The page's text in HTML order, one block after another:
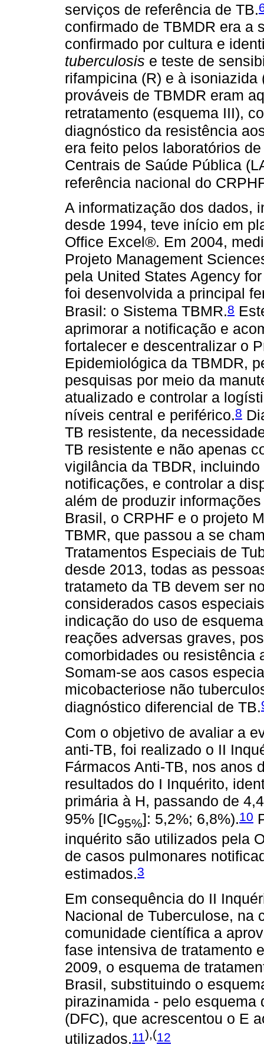
serviços de referência de TB.
confirmado de TBMDR era a
confirmado por cultura e
tuberculosis e teste de
rifampicina (R) e à
prováveis de TBMDR eram
retratamento (esquema III),
diagnóstico da resistência
era feito pelos laboratórios
Centrais de Saúde Pública
referência nacional do
A informatização dos dados,
desde 1994, teve início em
Office Excel®. Em 2004,
Projeto Management
pela United States Agency
foi desenvolvida a principal
Brasil: o Sistema TBMR.8
aprimorar a notificação e
fortalecer e descentralizar o
Epidemiológica da TBMDR,
pesquisas por meio da
atualizado e controlar a
níveis central e periférico.8
TB resistente, da
TB resistente e não apenas
vigilância da TBDR,
notificações, e controlar a
além de produzir
Brasil, o CRPHF e o projeto
TBMR, que passou a se
Tratamentos Especiais de
desde 2013, todas as
tratameto da TB devem ser
considerados casos
indicação do uso de
reações adversas graves,
comorbidades ou resistência
Somam-se aos casos
micobacteriose não
diagnóstico diferencial de TB.
Com o objetivo de avaliar a
anti-TB, foi realizado o II
Fármacos Anti-TB, nos anos
resultados do I Inquérito,
primária à H, passando de
95% [IC95%]: 5,2%; 6,8%).10
inquérito são utilizados pela
de casos pulmonares
estimados.3
Em consequência do II
Nacional de Tuberculose, na
comunidade científica a
fase intensiva de tratamento
2009, o esquema de
Brasil, substituindo o
pirazinamida - pelo
(DFC), que acrescentou o E
utilizados.11),(12